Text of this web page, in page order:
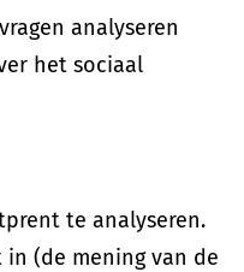
analyseren
het sociaal
te analyseren.
(de mening van de